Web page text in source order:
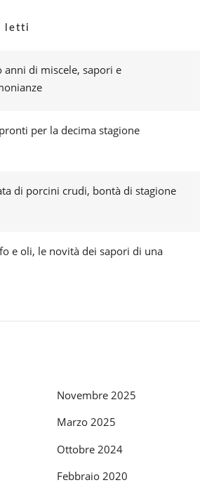
letti
anni di miscele, sapori e
per la decima stagione
di porcini crudi, bontà di stagione
e oli, le novità dei sapori di una
Novembre 2025
Marzo 2025
Ottobre 2024
Febbraio 2020